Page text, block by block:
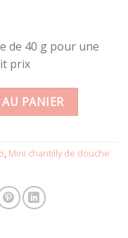
de 40 g pour une
prix
GELATO MUSC
PANIER
, Mini chantilly de douche